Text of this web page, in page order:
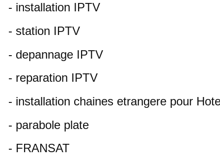
- installation IPTV
- station IPTV
- depannage IPTV
- reparation IPTV
- installation chaines etrangere pour
- parabole plate
- FRANSAT